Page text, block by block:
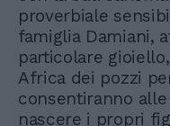
proverbiale
famiglia Damiani,
particolare
Africa dei pozzi
consentiranno
nascere i propri